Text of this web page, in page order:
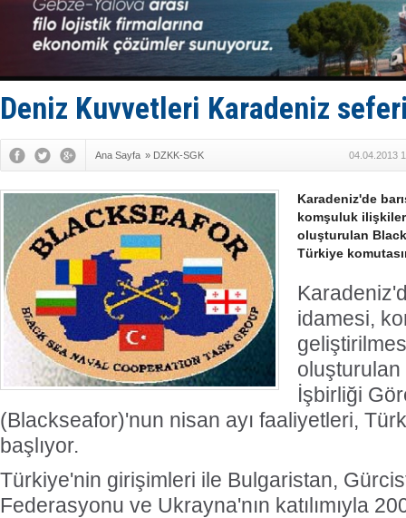
Yakıt
Rus
Tatil
Rusya,
Denizcilik
Deniz Kuvvetleri Karadeniz
Ana Sayfa » DZKK-SGK 04.04.2013
Karadeniz'de
komşuluk
oluşturulan
Türkiye
idamesi,
İşbirliği
(Blackseafor)'nun nisan ayı faaliyetleri,
başlıyor.
Türkiye'nin girişimleri ile Bulgaristan,
Federasyonu ve Ukrayna'nın katılımıyla